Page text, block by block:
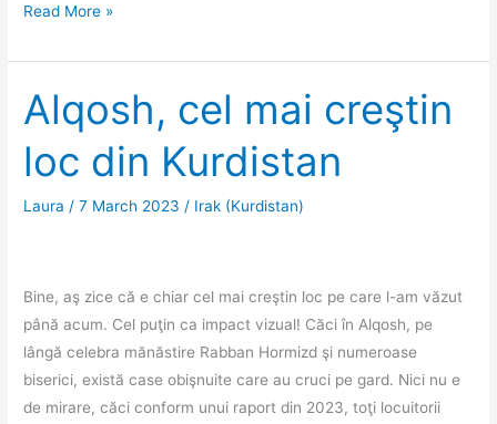
Erbil,
tradiţie
modern
Read More »
Alqosh, cel mai creştin
loc din Kurdistan
Laura/7 March 2023/ Irak (Kurdistan)
Bine, aş zice că e chiar cel mai creştin loc pe care l-am văzut
până acum. Cel puţin ca impact vizual! Căci în Alqosh, pe
lângă celebra mănăstire Rabban Hormizd şi numeroase
biserici, există case obişnuite care au cruci pe gard. Nici nu e
de mirare, căci conform unui raport din 2023, toţi locuitorii